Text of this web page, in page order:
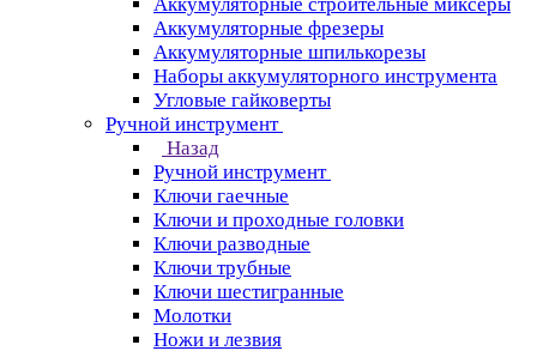
Аккумуляторные фрезеры
Аккумуляторные шпилькорезы
Наборы аккумуляторного инструмента
Угловые гайковерты
Ручной инструмент
Назад
Ручной инструмент
Ключи гаечные
Ключи и проходные головки
Ключи разводные
Ключи трубные
Ключи шестигранные
Молотки
Ножи и лезвия